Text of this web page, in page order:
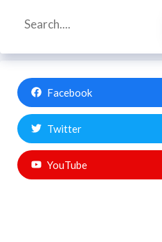
Search
Facebook
Twitter
YouTube